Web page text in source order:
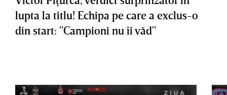
lupta la titlu! Echipa pe care a exclus-o
din start: "Campioni nu îi văd"